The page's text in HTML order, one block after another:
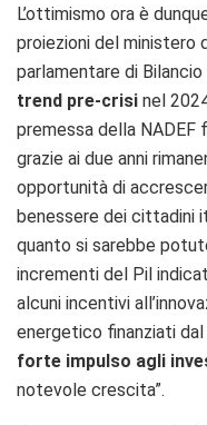
L’ottimismo ora è
proiezioni del ministero
parlamentare di
trend pre-crisi nel
premessa della NADEF
grazie ai due anni
opportunità di
benessere dei cittadini
quanto si sarebbe
incrementi del Pil
alcuni incentivi
energetico finanziati dal
forte impulso agli
notevole crescita”.